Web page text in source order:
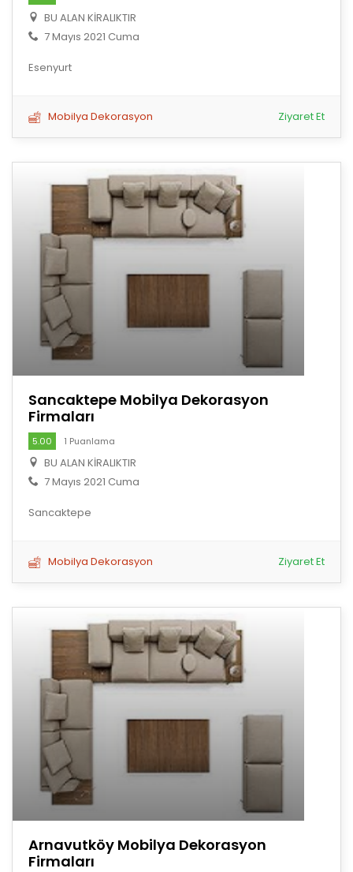
BU ALAN KİRALIKTIR
7 Mayıs 2021 Cuma
Esenyurt
Mobilya Dekorasyon Ziyaret Et
Sancaktepe Mobilya Dekorasyon
Firmaları
5.00 1 Puanlama
BU ALAN KİRALIKTIR
7 Mayıs 2021 Cuma
Sancaktepe
Mobilya Dekorasyon Ziyaret Et
Arnavutköy Mobilya Dekorasyon
Firmaları